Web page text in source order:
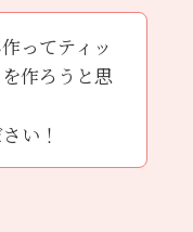
ってティッ
作ろうと思
い！